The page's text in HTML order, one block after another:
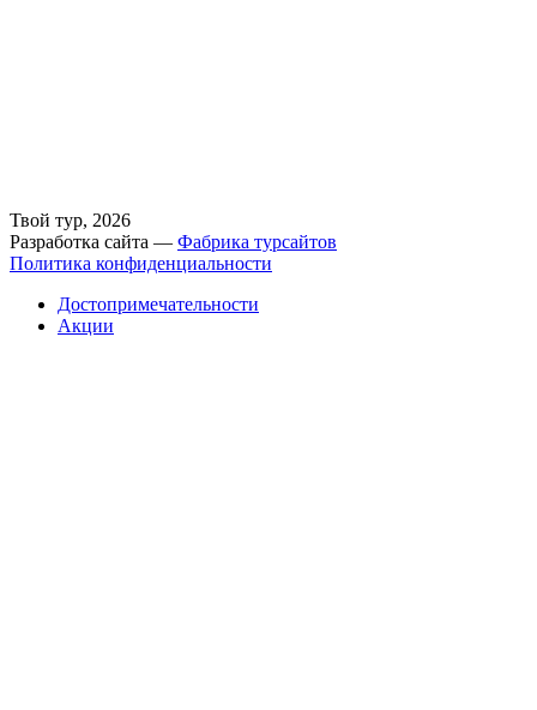
Твой тур, 2026
Разработка сайта — Фабрика турсайтов
Политика конфиденциальности
Достопримечательности
Акции